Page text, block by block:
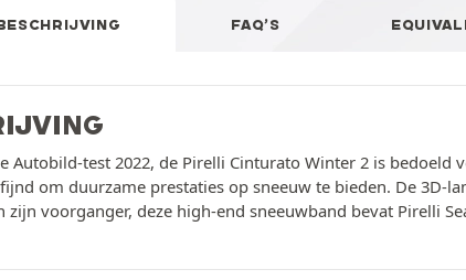
FAQ’S
Autobild-test 2022, de Pirelli Cinturato Winter 2 is
om duurzame prestaties op sneeuw te bieden. De 3D-
zijn voorganger, deze high-end sneeuwband bevat Pirelli